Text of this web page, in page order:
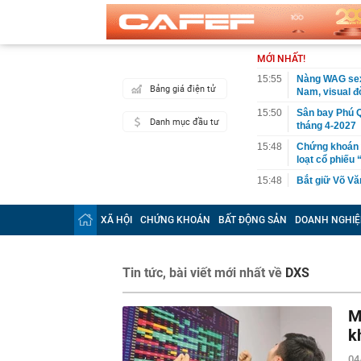
Bảng giá điện tử
Danh mục đầu tư
MỚI NHẤT!
15:55
Nàng WAG
Nam, visual
15:50
Sân bay Phú
tháng 4-2027
15:48
Chứng khoán
loạt cổ phiếu
15:48
Bắt giữ Võ
15:45
Vì sao nhiều
15:34
Thương mại
gia muốn
15:31
Chế Linh tới
15:25
Giá token AI
cấm nhân
Việt Nam sắp
đầu tư: Xây
XÃ HỘI CHỨNG KHOÁN BẤT ĐỘNG SẢN DOANH
Tin tức, bài viết mới nhất về DXS